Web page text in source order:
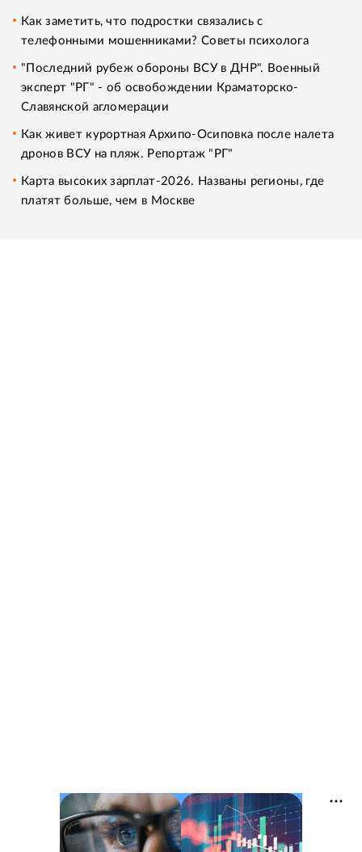
Как заметить, что подростки связались с
телефонными мошенниками? Советы психолога
"Последний рубеж обороны ВСУ в ДНР". Военный
эксперт "РГ" - об освобождении Краматорско-
Славянской агломерации
Как живет курортная Архипо-Осиповка после налета
дронов ВСУ на пляж. Репортаж "РГ"
Карта высоких зарплат-2026. Названы регионы, где
платят больше, чем в Москве